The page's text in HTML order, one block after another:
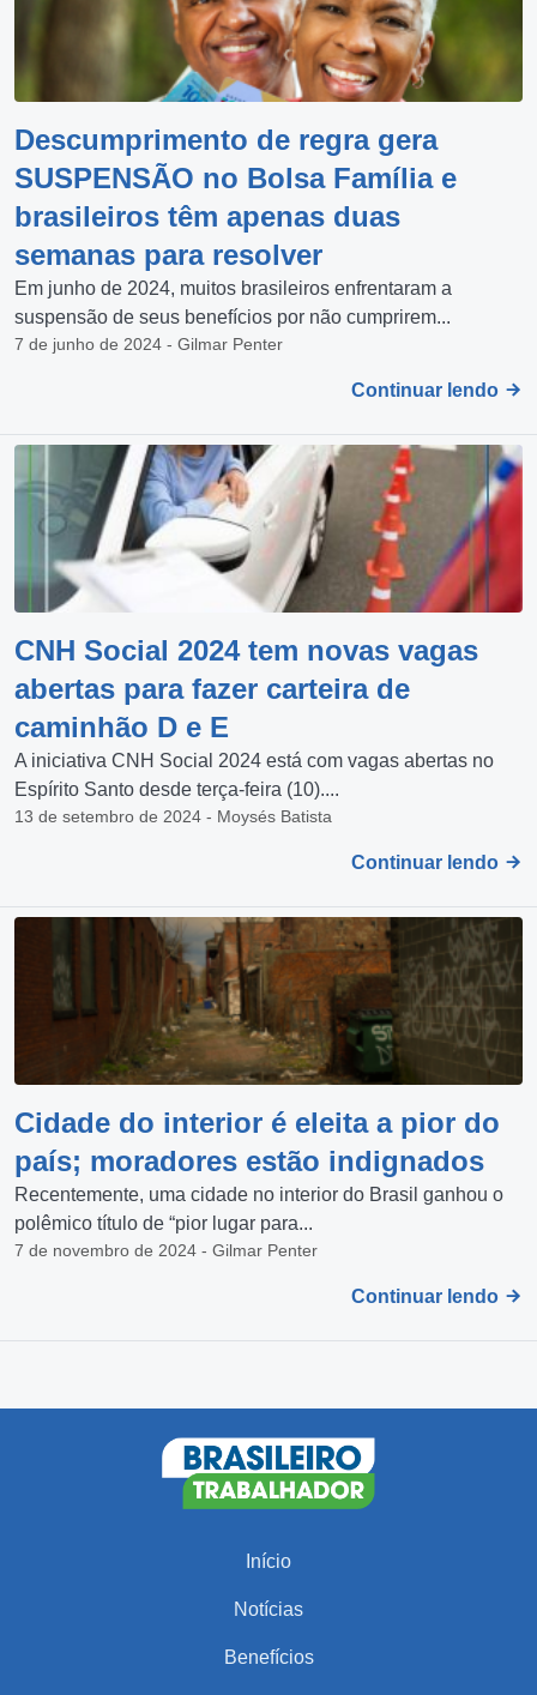
Descumprimento de regra gera
SUSPENSÃO no Bolsa Família e
brasileiros têm apenas duas
semanas para resolver
Em junho de 2024, muitos brasileiros enfrentaram a
suspensão de seus benefícios por não cumprirem...
7 de junho de 2024 - Gilmar Penter
Continuar lendo
CNH Social 2024 tem novas vagas
abertas para fazer carteira de
caminhão D e E
A iniciativa CNH Social 2024 está com vagas abertas no
Espírito Santo desde terça-feira (10)....
13 de setembro de 2024 - Moysés Batista
Continuar lendo
Cidade do interior é eleita a pior do
país; moradores estão indignados
Recentemente, uma cidade no interior do Brasil ganhou o
polêmico título de “pior lugar para...
7 de novembro de 2024 - Gilmar Penter
Continuar lendo
Início
Notícias
Benefícios